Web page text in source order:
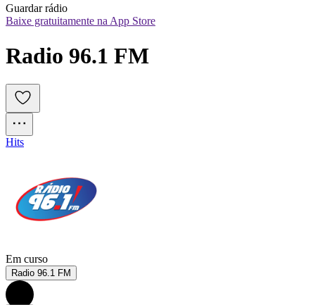
Guardar rádio
Baixe gratuitamente na App Store
Radio 96.1 FM
Hits
Em curso
Radio 96.1 FM